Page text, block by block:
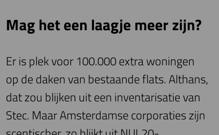
Mag het een laagje meer zijn?
Er is plek voor 100.000 extra woningen
op de daken van bestaande flats. Althans,
dat zou blijken uit een inventarisatie van
Stec. Maar Amsterdamse corporaties zijn